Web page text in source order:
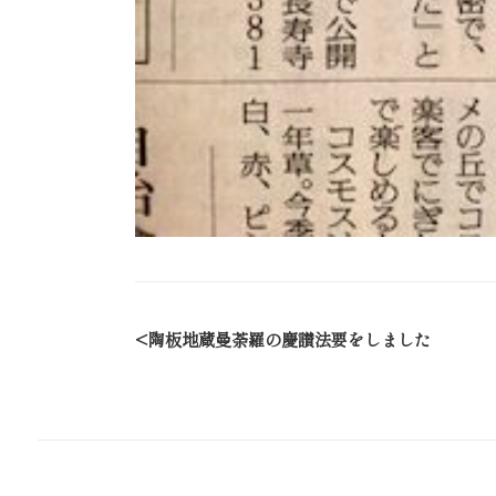
陶板地蔵曼荼羅の慶讃法要をしました